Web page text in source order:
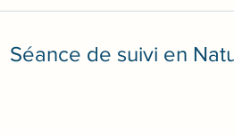
Séance de suivi en